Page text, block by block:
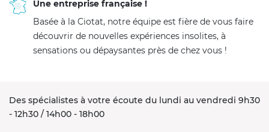
Une entreprise française !
Basée à la Ciotat, notre équipe est fière de vous faire
découvrir de nouvelles expériences insolites, à
sensations ou dépaysantes près de chez vous !
Des spécialistes à votre écoute du lundi au vendredi 9h30
- 12h30 / 14h00 - 18h00